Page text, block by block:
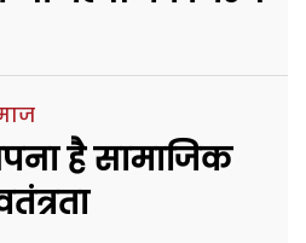
है सामाजिक